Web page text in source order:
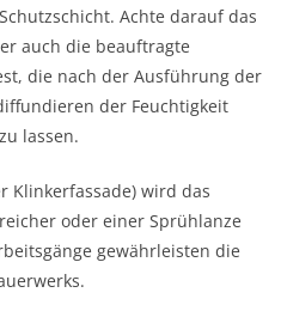
Achte darauf das
auch die beauftragte
die nach der Ausführung der
der Feuchtigkeit
lassen.
Klinkerfassade) wird das
oder einer Sprühlanze
gewährleisten die